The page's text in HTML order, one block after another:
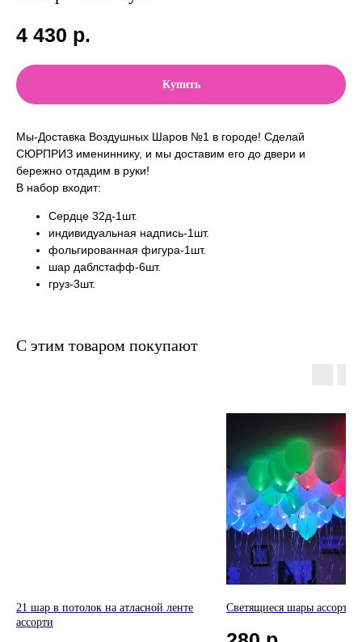
4 430 р.
Купить
Мы-Доставка Воздушных Шаров №1 в городе! Сделай
СЮРПРИЗ имениннику, и мы доставим его до двери и
бережно отдадим в руки!
В набор входит:
Сердце 32д-1шт.
индивидуальная надпись-1шт.
фольгированная фигура-1шт.
шар даблстафф-6шт.
груз-3шт.
С этим товаром покупают
21 шар в потолок на атласной ленте
ассорти
Светящиеся шары ассорти